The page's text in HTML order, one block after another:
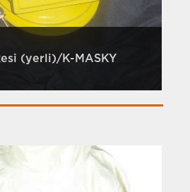
(yerli)/K-MASKY